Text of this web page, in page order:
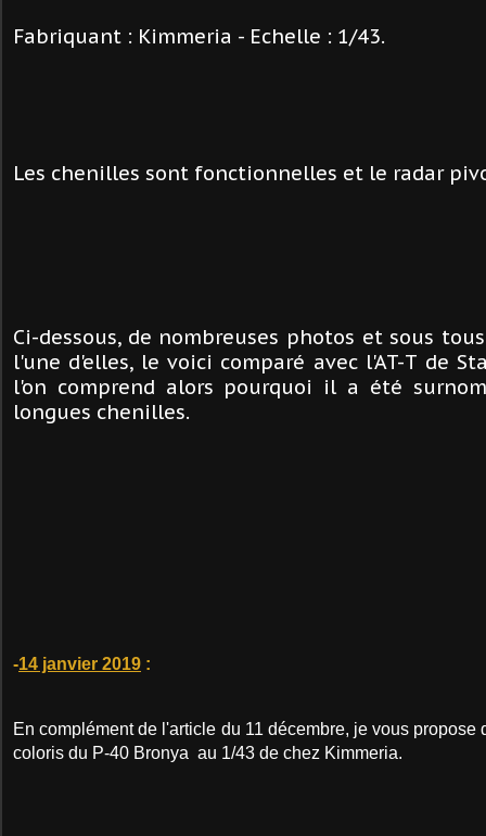
Fabriquant : Kimmeria - Echelle : 1/43.
Les chenilles sont fonctionnelles et le radar
Ci-dessous, de nombreuses photos et sous
l'une d'elles, le voici comparé avec l'AT-T de
l'on comprend alors pourquoi il a été
longues chenilles.
-14 janvier 2019 :
En complément de l'article du 11 décembre, je vous propose
coloris du P-40 Bronya au 1/43 de chez Kimmeria.